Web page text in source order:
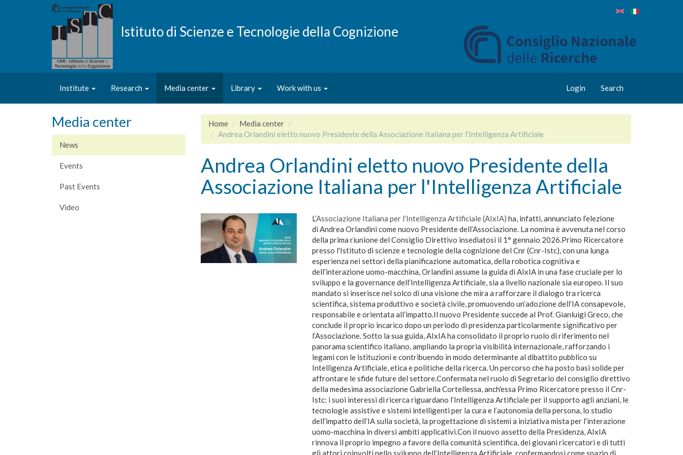
Istituto di Scienze e Tecnologie della Cognizione
Institute Research Media center Library Work with us Login Search
Media center
News
Events
Past Events
Video
Home
Media center
Andrea Orlandini eletto nuovo Presidente della Associazione Italiana per l'Intelligenza Artificiale
Andrea Orlandini eletto nuovo Presidente della
Associazione Italiana per l'Intelligenza Artificiale
L’Associazione Italiana per l’Intelligenza Artificiale (AIxIA) ha, infatti, annunciato l’elezione
di Andrea Orlandini come nuovo Presidente dell’Associazione. La nomina è avvenuta nel corso
della prima riunione del Consiglio Direttivo insediatosi il 1° gennaio 2026.Primo Ricercatore
presso l'Istituto di scienze e tecnologie della cognizione del Cnr (Cnr-Istc), con una lunga
esperienza nei settori della pianificazione automatica, della robotica cognitiva e
dell’interazione uomo-macchina, Orlandini assume la guida di AIxIA in una fase cruciale per lo
sviluppo e la governance dell’Intelligenza Artificiale, sia a livello nazionale sia europeo. Il suo
mandato si inserisce nel solco di una visione che mira a rafforzare il dialogo tra ricerca
scientifica, sistema produttivo e società civile, promuovendo un’adozione dell’IA consapevole,
responsabile e orientata all’impatto.Il nuovo Presidente succede al Prof. Gianluigi Greco, che
conclude il proprio incarico dopo un periodo di presidenza particolarmente significativo per
l’Associazione. Sotto la sua guida, AIxIA ha consolidato il proprio ruolo di riferimento nel
panorama scientifico italiano, ampliando la propria visibilità internazionale, rafforzando i
legami con le istituzioni e contribuendo in modo determinante al dibattito pubblico su
Intelligenza Artificiale, etica e politiche della ricerca. Un percorso che ha posto basi solide per
affrontare le sfide future del settore.Confermata nel ruolo di Segretario del consiglio direttivo
della medesima associazione Gabriella Cortellessa, anch'essa Primo Ricercatore presso il Cnr-
Istc: i suoi interessi di ricerca riguardano l’Intelligenza Artificiale per il supporto agli anziani, le
tecnologie assistive e sistemi intelligenti per la cura e l’autonomia della persona, lo studio
dell’impatto dell’IA sulla società, la progettazione di sistemi a iniziativa mista per l’interazione
uomo-macchina in diversi ambiti applicativi.Con il nuovo assetto della Presidenza, AIxIA
rinnova il proprio impegno a favore della comunità scientifica, dei giovani ricercatori e di tutti
gli attori coinvolti nello sviluppo dell’Intelligenza Artificiale, confermandosi come spazio di